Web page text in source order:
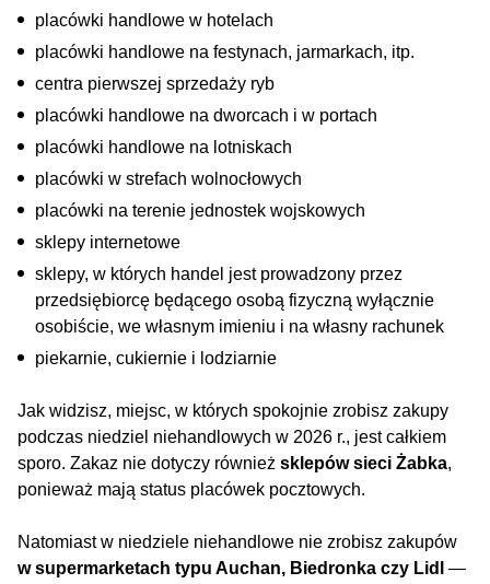
placówki handlowe w hotelach
placówki handlowe na festynach, jarmarkach, itp.
centra pierwszej sprzedaży ryb
placówki handlowe na dworcach i w portach
placówki handlowe na lotniskach
placówki w strefach wolnocłowych
placówki na terenie jednostek wojskowych
sklepy internetowe
sklepy, w których handel jest prowadzony przez
przedsiębiorcę będącego osobą fizyczną wyłącznie
osobiście, we własnym imieniu i na własny rachunek
piekarnie, cukiernie i lodziarnie
Jak widzisz, miejsc, w których spokojnie zrobisz zakupy
podczas niedziel niehandlowych w 2026 r., jest całkiem
sporo. Zakaz nie dotyczy również sklepów sieci Żabka,
ponieważ mają status placówek pocztowych.
Natomiast w niedziele niehandlowe nie zrobisz zakupów
w supermarketach typu Auchan, Biedronka czy Lidl
—